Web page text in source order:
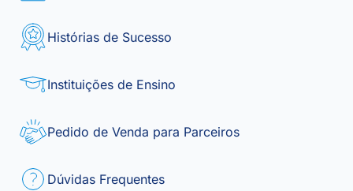
Histórias de Sucesso
Instituições de Ensino
Pedido de Venda para Parceiros
Dúvidas Frequentes